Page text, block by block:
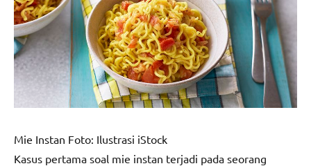
Mie Instan Foto: Ilustrasi iStock
Kasus pertama soal mie instan terjadi pada seorang